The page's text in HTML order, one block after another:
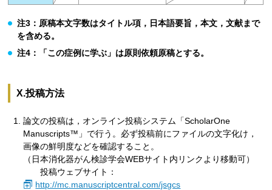
注3：原稿本文字数はタイトル項，日本語要旨，本文，文献まで
を含める。
注4：「この症例に学ぶ」は原則依頼原稿とする。
X.投稿方法
論文の投稿は，オンライン投稿システム「ScholarOne
Manuscripts™」で行う。必ず投稿前にファイルの文字化け，
画像の鮮明度などを確認すること。
（日本消化器がん検診学会WEBサイト内リンクより移動可）
投稿ウェブサイト：
http://mc.manuscriptcentral.com/jsgcs